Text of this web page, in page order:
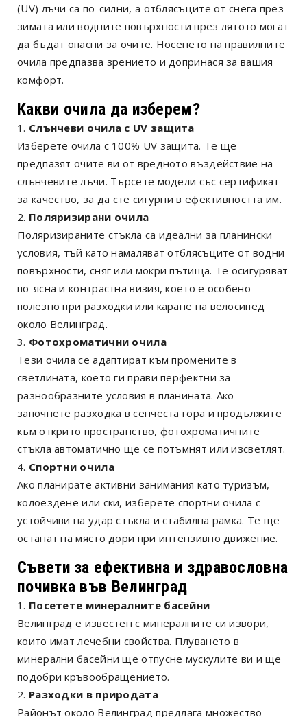
(UV) лъчи са по-силни, а отблясъците от снега през
зимата или водните повърхности през лятото могат
да бъдат опасни за очите. Носенето на правилните
очила предпазва зрението и допринася за вашия
комфорт.
Какви очила да изберем?
Слънчеви очила с UV защита
Изберете очила с 100% UV защита. Те ще
предпазят очите ви от вредното въздействие на
слънчевите лъчи. Търсете модели със сертификат
за качество, за да сте сигурни в ефективността им.
Поляризирани очила
Поляризираните стъкла са идеални за планински
условия, тъй като намаляват отблясъците от водни
повърхности, сняг или мокри пътища. Те осигуряват
по-ясна и контрастна визия, което е особено
полезно при разходки или каране на велосипед
около Велинград.
Фотохроматични очила
Тези очила се адаптират към промените в
светлината, което ги прави перфектни за
разнообразните условия в планината. Ако
започнете разходка в сенчеста гора и продължите
към открито пространство, фотохроматичните
стъкла автоматично ще се потъмнят или изсветлят.
Спортни очила
Ако планирате активни занимания като туризъм,
колоездене или ски, изберете спортни очила с
устойчиви на удар стъкла и стабилна рамка. Те ще
останат на място дори при интензивно движение.
Съвети за ефективна и здравословна
почивка във Велинград
Посетете минералните басейни
Велинград е известен с минералните си извори,
които имат лечебни свойства. Плуването в
минерални басейни ще отпусне мускулите ви и ще
подобри кръвообращението.
Разходки в природата
Районът около Велинград предлага множество